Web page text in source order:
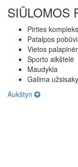
SIŪLOMOS
Pirties
Patalpos
Vietos
Sporto aikštelė
Maudykla
Galima
Aukštyn